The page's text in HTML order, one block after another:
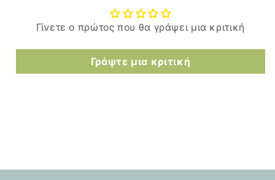
Γίνετε ο πρώτος που θα γράψει μια κριτική
Γράψτε μια κριτική